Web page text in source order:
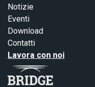
Notizie
Eventi
Download
Contatti
Lavora con noi